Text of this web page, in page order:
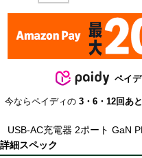
ペイ
今ならペイディの 3・6・12回あ
USB-AC充電器 2ポート GaN
詳細スペック